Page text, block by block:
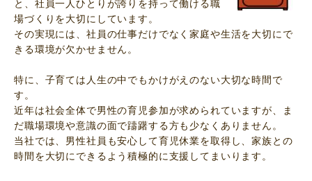
と、社員一人ひとりが誇りを持って働ける職
場づくりを大切にしています。
その実現には、社員の仕事だけでなく家庭や生活を大切にで
きる環境が欠かせません。
特に、子育ては人生の中でもかけがえのない大切な時間で
す。
近年は社会全体で男性の育児参加が求められていますが、ま
だ職場環境や意識の面で躊躇する方も少なくありません。
当社では、男性社員も安心して育児休業を取得し、家族との
時間を大切にできるよう積極的に支援してまいります。